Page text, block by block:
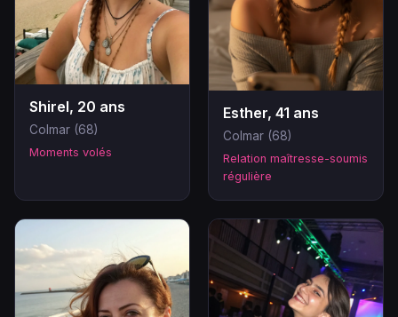
Shirel, 20 ans
Colmar (68)
Moments volés
Esther, 41 ans
Colmar (68)
Relation maîtresse-soumis
régulière